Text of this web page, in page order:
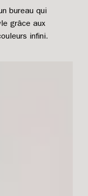
bureau qui
grâce aux
infini.